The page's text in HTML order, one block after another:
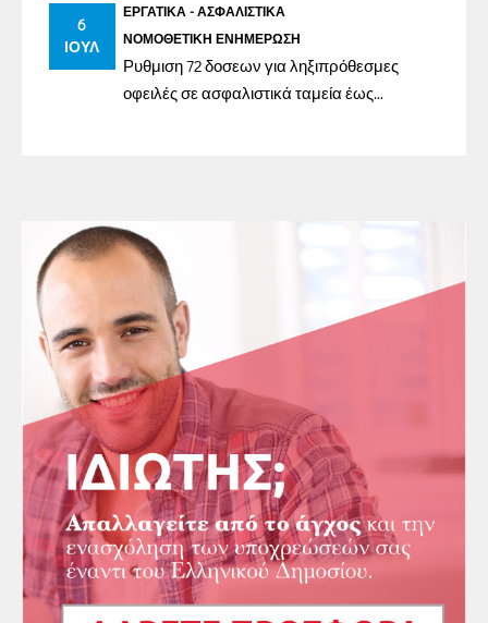
6
ΙΟΎΛ
ΕΡΓΑΤΙΚΆ - ΑΣΦΑΛΙΣΤΙΚΆ
ΝΟΜΟΘΕΤΙΚΉ ΕΝΗΜΈΡΩΣΗ
Ρυθμιση 72 δοσεων για ληξιπρόθεσμες
οφειλές σε ασφαλιστικά ταμεία έως